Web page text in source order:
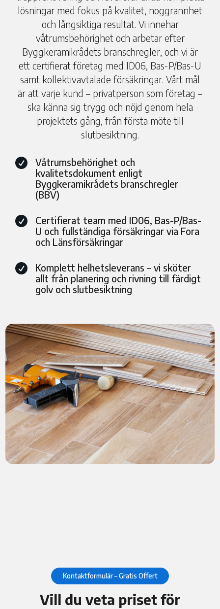
lösningar med fokus på kvalitet, noggrannhet
och långsiktiga resultat. Vi innehar
våtrumsbehörighet och arbetar efter
Byggkeramikrådets branschregler, och vi är
ett certifierat företag med ID06, Bas-P/Bas-U
samt kollektivavtalade försäkringar. Vårt mål
är att varje kund – privatperson som företag –
ska känna sig trygg och nöjd genom hela
projektets gång, från första möte till
slutbesiktning.

Våtrumsbehörighet och
kvalitetsdokument enligt
Byggkeramikrådets branschregler
(BBV)

Certifierat team med ID06, Bas-P/Bas-
U och fullständiga försäkringar via Fora
och Länsförsäkringar

Komplett helhetsleverans – vi sköter
allt från planering och rivning till färdigt
golv och slutbesiktning
Kontaktformulär – Gratis Offert
Vill du veta priset för